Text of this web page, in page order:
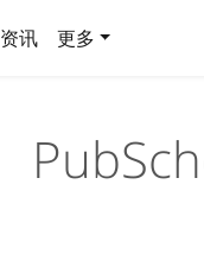
资讯 更多